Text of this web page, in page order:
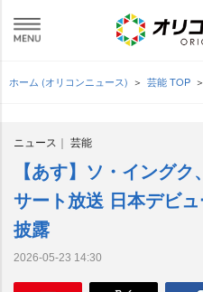
ホーム (オリコンニュース) 芸能 TOP
ニュース 芸能
【あす】ソ・イング
サート放送 日本デビ
披露
2026-05-23 14:30